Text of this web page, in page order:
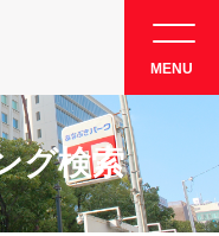
MENU
グ検索